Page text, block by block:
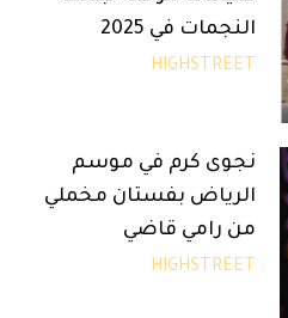
النجمات في 2025
HIGHSTREET
نجوى كرم في موسم
الرياض بفستان مخملي
من رامي قاضي
HIGHSTREET